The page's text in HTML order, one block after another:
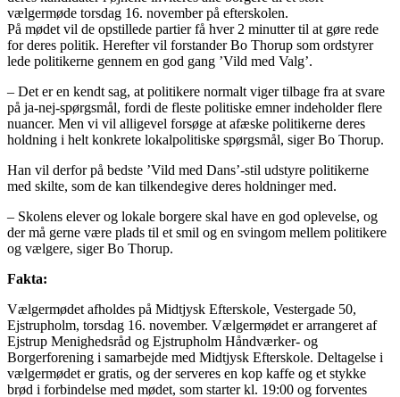
vælgermøde torsdag 16. november på efterskolen.
På mødet vil de opstillede partier få hver 2 minutter til at gøre rede
for deres politik. Herefter vil forstander Bo Thorup som ordstyrer
lede politikerne gennem en god gang ’Vild med Valg’.
– Det er en kendt sag, at politikere normalt viger tilbage fra at svare
på ja-nej-spørgsmål, fordi de fleste politiske emner indeholder flere
nuancer. Men vi vil alligevel forsøge at afæske politikerne deres
holdning i helt konkrete lokalpolitiske spørgsmål, siger Bo Thorup.
Han vil derfor på bedste ’Vild med Dans’-stil udstyre politikerne
med skilte, som de kan tilkendegive deres holdninger med.
– Skolens elever og lokale borgere skal have en god oplevelse, og
der må gerne være plads til et smil og en svingom mellem politikere
og vælgere, siger Bo Thorup.
Fakta:
Vælgermødet afholdes på Midtjysk Efterskole, Vestergade 50,
Ejstrupholm, torsdag 16. november. Vælgermødet er arrangeret af
Ejstrup Menighedsråd og Ejstrupholm Håndværker- og
Borgerforening i samarbejde med Midtjysk Efterskole. Deltagelse i
vælgermødet er gratis, og der serveres en kop kaffe og et stykke
brød i forbindelse med mødet, som starter kl. 19:00 og forventes